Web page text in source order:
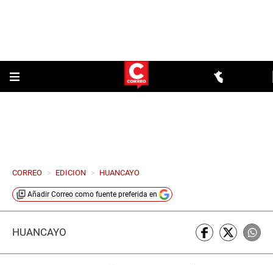
CORREO > EDICION > HUANCAYO
Añadir Correo como fuente preferida en
HUANCAYO